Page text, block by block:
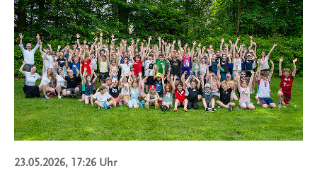
23.05.2026, 17:26 Uhr